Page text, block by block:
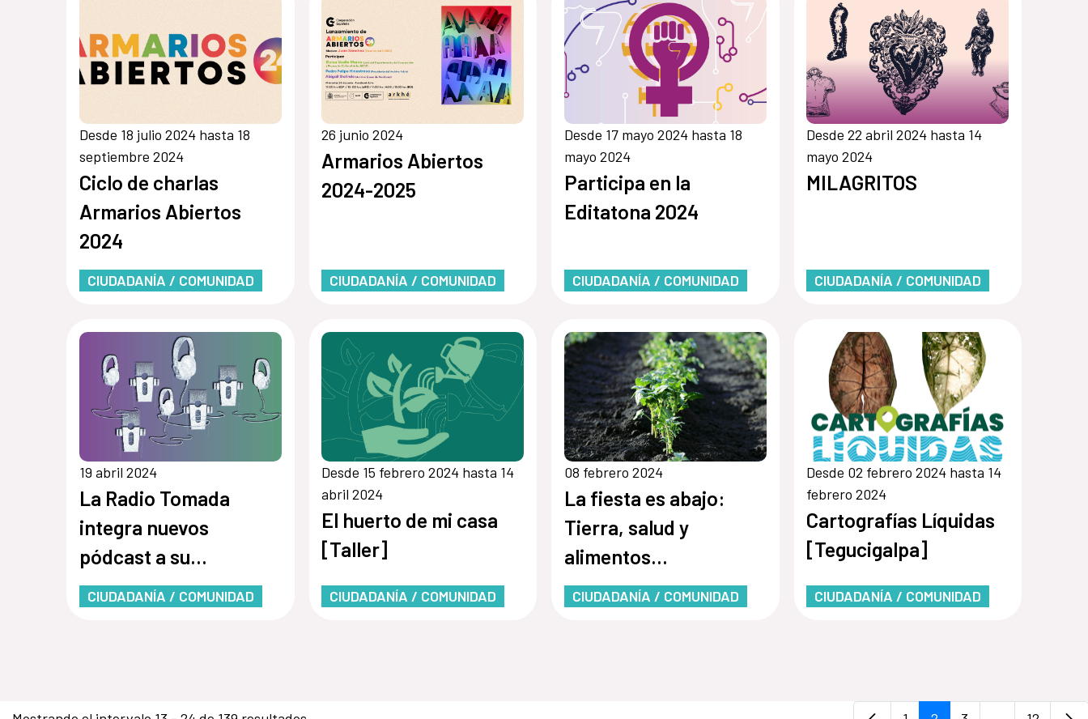
Desde 18 julio 2024 hasta 18
septiembre 2024
Ciclo de charlas
Armarios Abiertos
2024
CIUDADANÍA / COMUNIDAD
26 junio 2024
Armarios Abiertos
2024-2025
CIUDADANÍA / COMUNIDAD
Desde 17 mayo 2024 hasta 18
mayo 2024
Participa en la
Editatona 2024
CIUDADANÍA / COMUNIDAD
Desde 22 abril 2024 hasta 14
mayo 2024
MILAGRITOS
CIUDADANÍA / COMUNIDAD
19 abril 2024
La Radio Tomada
integra nuevos
pódcast a su
plataforma
CIUDADANÍA / COMUNIDAD
Desde 15 febrero 2024 hasta 14
abril 2024
El huerto de mi casa
[Taller]
CIUDADANÍA / COMUNIDAD
08 febrero 2024
La fiesta es abajo:
Tierra, salud y
alimentos
[Conversatorio sobre
Agroecología]
CIUDADANÍA / COMUNIDAD
Desde 02 febrero 2024 hasta 14
febrero 2024
Cartografías Líquidas
[Tegucigalpa]
CIUDADANÍA / COMUNIDAD